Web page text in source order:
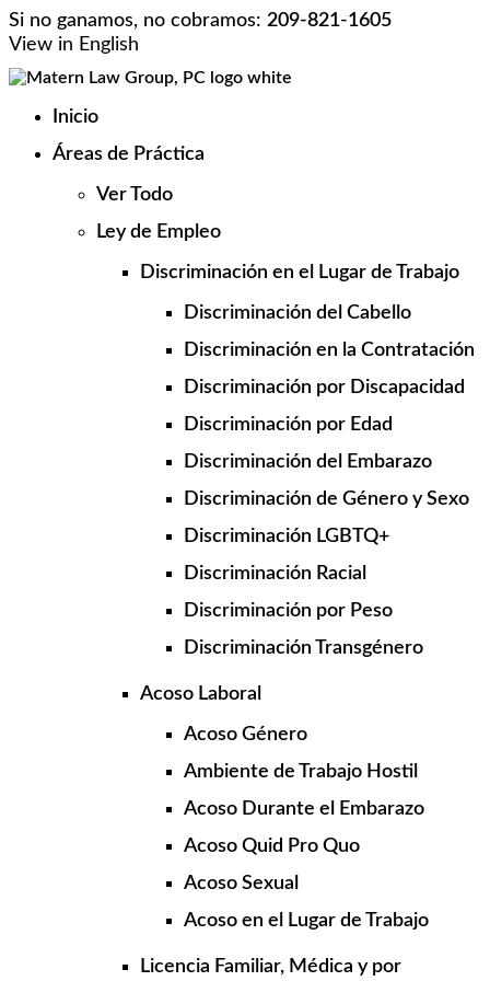
Skip
to
Si no ganamos, no cobramos: 209-821-1605
View in English
Inicio
Áreas de Práctica
Ver Todo
Ley de Empleo
Discriminación en el Lugar de Trabajo
Discriminación del Cabello
Discriminación en la Contratación
Discriminación por Discapacidad
Discriminación por Edad
Discriminación del Embarazo
Discriminación de Género y Sexo
Discriminación LGBTQ+
Discriminación Racial
Discriminación por Peso
Discriminación Transgénero
Acoso Laboral
Acoso Género
Ambiente de Trabajo Hostil
Acoso Durante el Embarazo
Acoso Quid Pro Quo
Acoso Sexual
Acoso en el Lugar de Trabajo
Licencia Familiar, Médica y por